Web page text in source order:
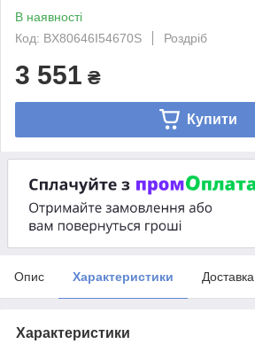
В наявності
Код: BX80646I54670S
Роздріб
3 551 ₴
Купити
Опис Характеристики Доставка
Характеристики